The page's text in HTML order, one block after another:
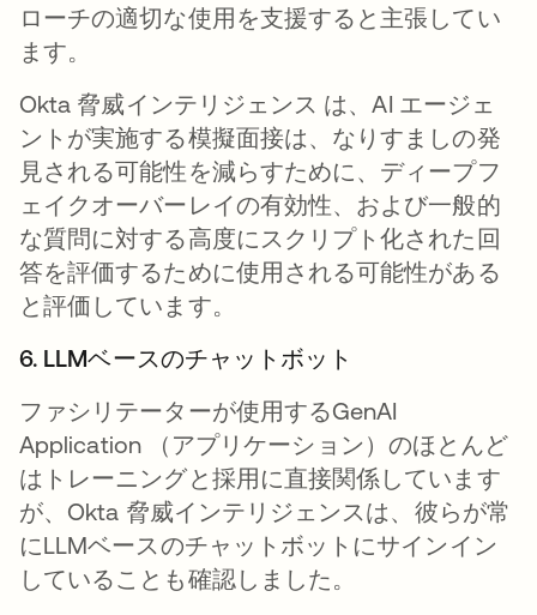
ローチの適切な使用を支援すると主張してい
ます。
Okta 脅威インテリジェンス は、AI エージェ
ントが実施する模擬面接は、なりすましの発
見される可能性を減らすために、ディープフ
ェイクオーバーレイの有効性、および一般的
な質問に対する高度にスクリプト化された回
答を評価するために使用される可能性がある
と評価しています。
6. LLMベースのチャットボット
ファシリテーターが使用するGenAI
Application （アプリケーション）のほとんど
はトレーニングと採用に直接関係しています
が、Okta 脅威インテリジェンスは、彼らが常
にLLMベースのチャットボットにサインイン
していることも確認しました。